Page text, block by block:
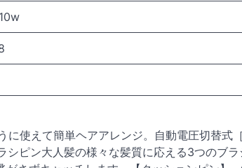
に使えて簡単ヘアアレンジ。自動電圧切替式
ピン大人髪の様々な髪質に応える3つのブ